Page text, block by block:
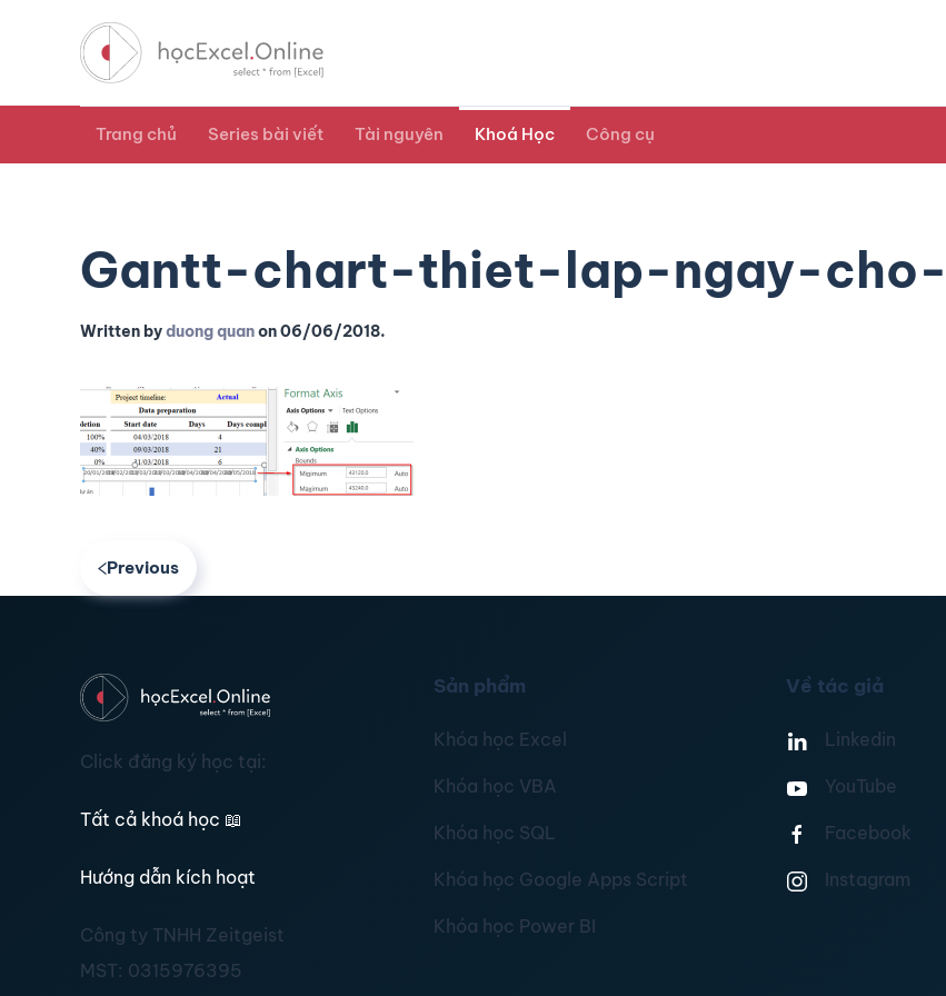
Trang chủ Series bài viết Tài nguyên Khoá Học Công cụ
Gantt-chart-thiet-lap-ngay-
Written byduong quanon06/06/2018.
Previous
Click đăng ký học tại:
Tất cả khoá học 📖
Hướng dẫn kích hoạt
Công ty TNHH Zeitgeist
MST: 0315976395
Sản phẩm
Khóa học Excel
Khóa học VBA
Khóa học SQL
Khóa học Google Apps Script
Khóa học Power BI
Về tác giả
Linkedin
YouTube
Facebook
Instagram